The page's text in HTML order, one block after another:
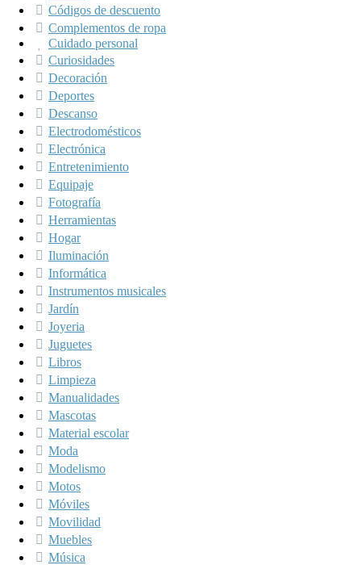
Códigos de descuento
Complementos de ropa
Cuidado personal
Curiosidades
Decoración
Deportes
Descanso
Electrodomésticos
Electrónica
Entretenimiento
Equipaje
Fotografía
Herramientas
Hogar
Iluminación
Informática
Instrumentos musicales
Jardín
Joyeria
Juguetes
Libros
Limpieza
Manualidades
Mascotas
Material escolar
Moda
Modelismo
Motos
Móviles
Movilidad
Muebles
Música